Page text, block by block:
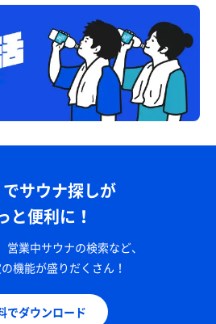
サウナ探しが
と便利に！
営業中サウナの検索など、
機能が盛りだくさん！
でダウンロード